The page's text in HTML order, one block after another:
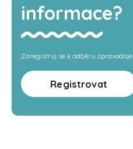
informace?
Zaregistruj se k odběru zpravodaje
Registrovat